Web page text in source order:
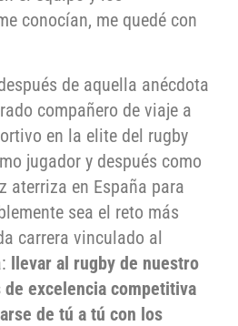
conocían, me quedé con
de aquella anécdota
compañero de viaje a
en la elite del rugby
jugador y después como
aterriza en España para
sea el reto más
carrera vinculado al
llevar al rugby de nuestro
de excelencia competitiva
de tú a tú con los